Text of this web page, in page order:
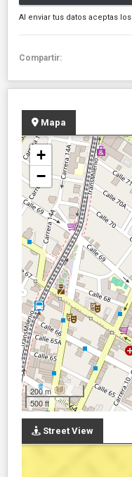
Al enviar tus datos aceptas los
Compartir:
Mapa
+
−
200 m
500 ft
Street View